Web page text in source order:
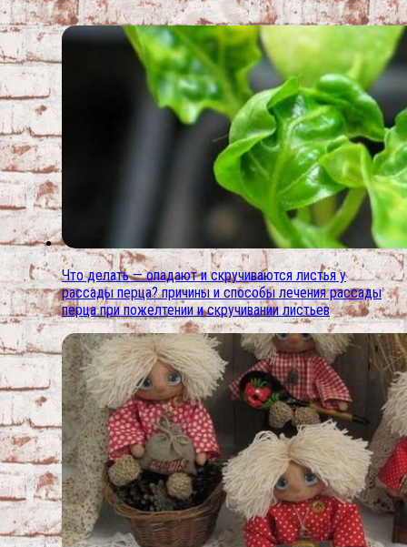
Что делать — опадают и скручиваются листья у
рассады перца? причины и способы лечения рассады
перца при пожелтении и скручивании листьев